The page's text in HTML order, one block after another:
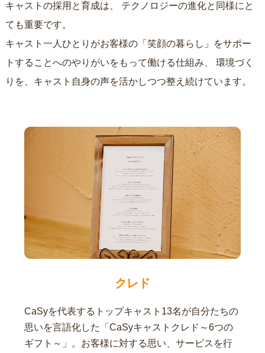
キャストの採用と育成は、
ても重要です。
キャスト一人ひとりがお客様の「笑顔の暮らし」をサポー
トすることへのやりがいをもって働ける仕組み、
りを、キャスト自身の声を活かしつつ整え続けています。
クレド
CaSyを代表するトップキャスト13名が自分たちの
思いを言語化した「CaSyキャストクレド～6つの
ギフト～」。お客様に対する思い、サービスを行